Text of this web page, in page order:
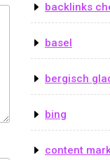
backlinks
basel
bergisch
bing
content